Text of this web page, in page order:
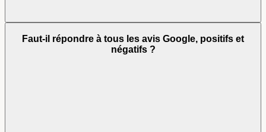
Faut-il répondre à tous les avis Google, positifs et
négatifs ?